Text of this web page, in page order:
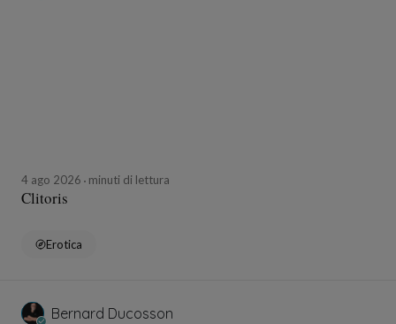
4 ago 2026 minuti di lettura
Clitoris
Erotica
Bernard Ducosson